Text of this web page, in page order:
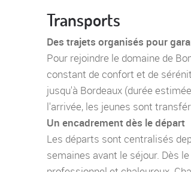
Transports
Des trajets organisés pour
Pour rejoindre le domaine de
constant de confort et de
jusqu'à Bordeaux (durée
l'arrivée, les jeunes sont
Un encadrement dès le départ
Les départs sont centralisés
semaines avant le séjour. Dès